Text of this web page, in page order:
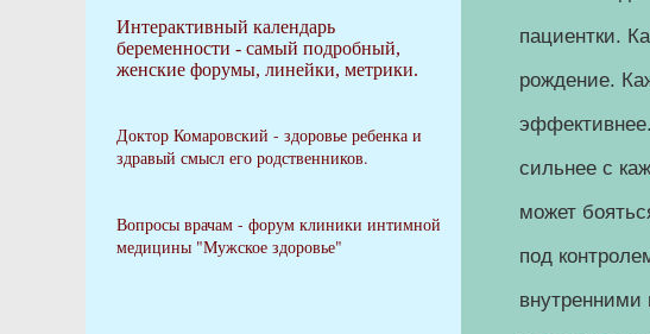
Интерактивный календарь
беременности - самый подробный,
женские форумы, линейки, метрики.
Доктор Комаровский - здоровье ребенка и
здравый смысл его родственников.
Вопросы врачам - форум клиники интимной
медицины "Мужское здоровье"
пациентки.
рождение.
сильнее с
может
под